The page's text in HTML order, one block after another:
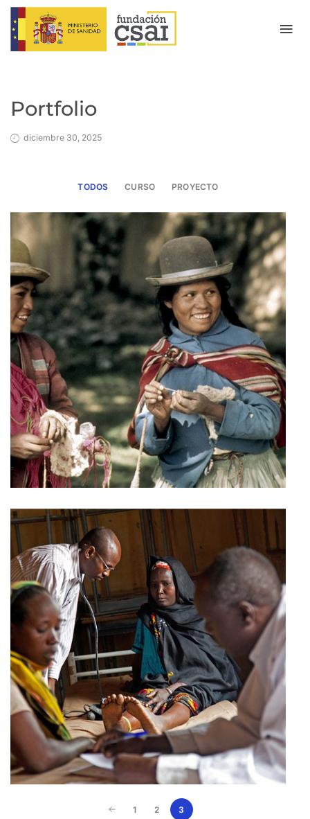
Portfolio
diciembre 30, 2025
TODOS CURSO PROYECTO
1 2 3